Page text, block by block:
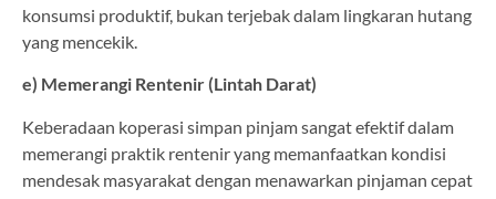
konsumsi produktif, bukan terjebak dalam lingkaran hutang
yang mencekik.
e) Memerangi Rentenir (Lintah Darat)
Keberadaan koperasi simpan pinjam sangat efektif dalam
memerangi praktik rentenir yang memanfaatkan kondisi
mendesak masyarakat dengan menawarkan pinjaman cepat